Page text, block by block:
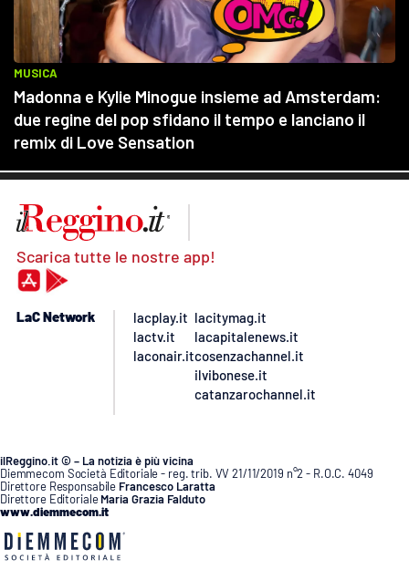
Scarica tutte le nostre app!
LaC Network
lacplay.it
lactv.it
laconair.it
lacitymag.it
lacapitalenews.it
cosenzachannel.it
ilvibonese.it
catanzarochannel.it
ilReggino.it © – La notizia è più vicina
Diemmecom Società Editoriale - reg. trib. VV 21/11/2019 n°2 - R.O.C. 4049
Direttore Responsabile Francesco Laratta
Direttore Editoriale Maria Grazia Falduto
www.diemmecom.it